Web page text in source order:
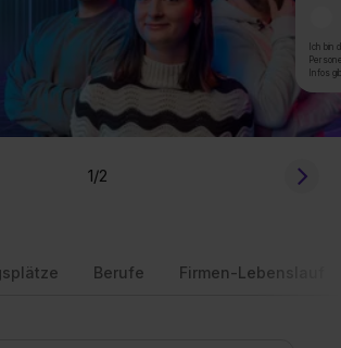
Ich
Infos
1/2
Berufe Firmen-Lebenslauf